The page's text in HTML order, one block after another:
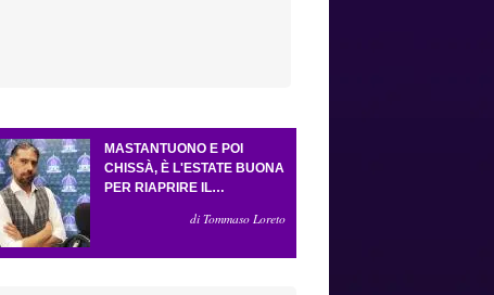
MASTANTUONO E POI
CHISSÀ, È L'ESTATE BUONA
PER RIAPRIRE IL
CRESCE L'ATTESA PER GLI
di Tommaso Loreto